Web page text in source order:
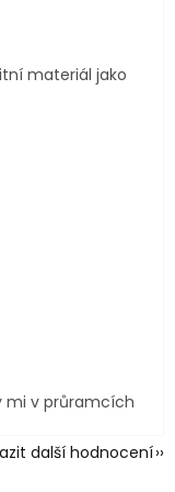
materiál jako
mi v průramcích
další hodnocení